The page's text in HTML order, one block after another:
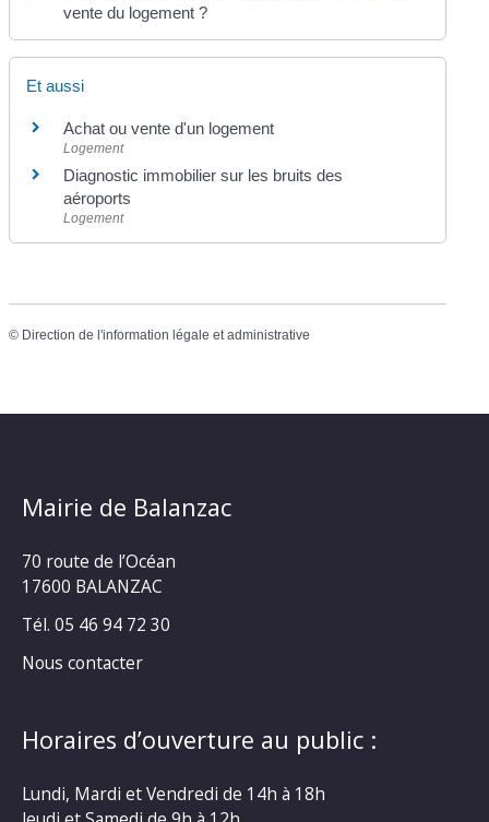
vente du logement ?
Et aussi
Achat ou vente d'un logement
Logement
Diagnostic immobilier sur les bruits des
aéroports
Logement
© Direction de l'information légale et administrative
Mairie de Balanzac
70 route de l’Océan
17600 BALANZAC
Tél. 05 46 94 72 30
Nous contacter
Horaires d’ouverture au public :
Lundi, Mardi et Vendredi de 14h à 18h